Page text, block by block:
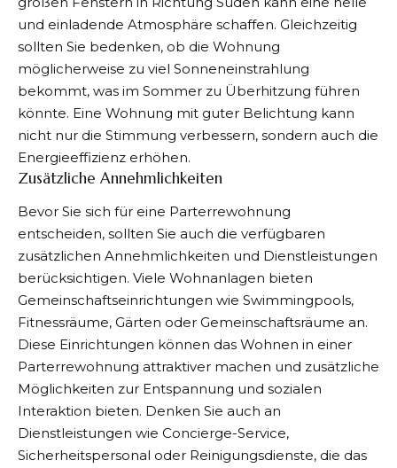
und einladende Atmosphäre schaffen. Gleichzeitig
sollten Sie bedenken, ob die Wohnung
möglicherweise zu viel Sonneneinstrahlung
bekommt, was im Sommer zu Überhitzung führen
könnte. Eine Wohnung mit guter Belichtung kann
nicht nur die Stimmung verbessern, sondern auch die
Energieeffizienz erhöhen.
Zusätzliche Annehmlichkeiten
Bevor Sie sich für eine Parterrewohnung
entscheiden, sollten Sie auch die verfügbaren
zusätzlichen Annehmlichkeiten und Dienstleistungen
berücksichtigen. Viele Wohnanlagen bieten
Gemeinschaftseinrichtungen wie Swimmingpools,
Fitnessräume, Gärten oder Gemeinschaftsräume an.
Diese Einrichtungen können das Wohnen in einer
Parterrewohnung attraktiver machen und zusätzliche
Möglichkeiten zur Entspannung und sozialen
Interaktion bieten. Denken Sie auch an
Dienstleistungen wie Concierge-Service,
Sicherheitspersonal oder Reinigungsdienste, die das